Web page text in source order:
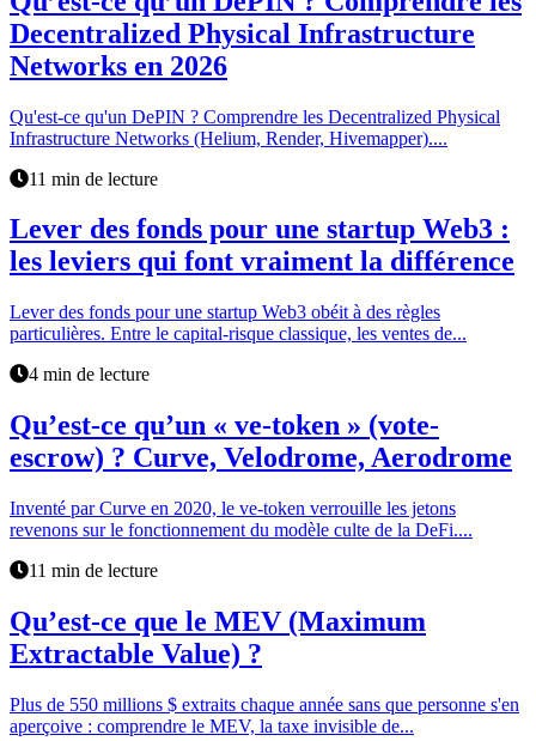
Decentralized Physical Infrastructure
Networks en 2026
Qu'est-ce qu'un DePIN ? Comprendre les Decentralized Physical
Infrastructure Networks (Helium, Render, Hivemapper)....
11 min de lecture
Lever des fonds pour une startup Web3 :
les leviers qui font vraiment la différence
Lever des fonds pour une startup Web3 obéit à des règles
particulières. Entre le capital-risque classique, les ventes de...
4 min de lecture
Qu’est-ce qu’un « ve-token » (vote-
escrow) ? Curve, Velodrome, Aerodrome
Inventé par Curve en 2020, le ve-token verrouille les jetons
revenons sur le fonctionnement du modèle culte de la DeFi....
11 min de lecture
Qu’est-ce que le MEV (Maximum
Extractable Value) ?
Plus de 550 millions $ extraits chaque année sans que personne s'en
aperçoive : comprendre le MEV, la taxe invisible de...